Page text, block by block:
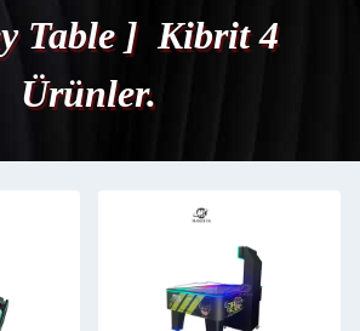
Table ] Kibrit 4
Ürünler.